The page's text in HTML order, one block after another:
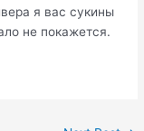
я вас сукины
не покажется.